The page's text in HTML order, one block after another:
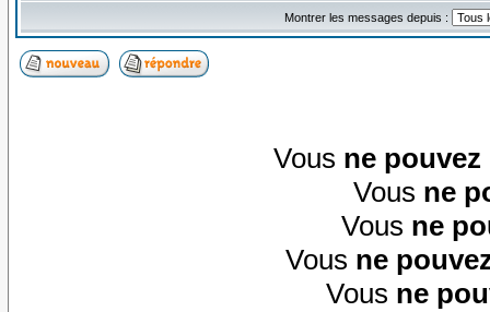
Montrer les messages depuis :
Vous ne pouvez
Vous ne
Vous ne
Vous ne
Vous ne